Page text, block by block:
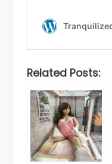
Related Posts: